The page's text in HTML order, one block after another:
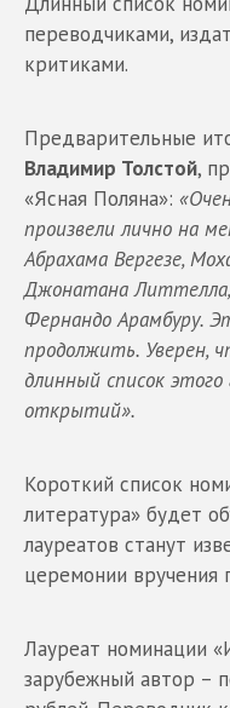
переводчиками,
критиками.
Предварительные
Владимир Толстой,
«Ясная Поляна»:
произвели лично на
Абрахама Вергезе,
Джонатана
Фернандо Арамбуру.
продолжить. Уверен,
длинный список
открытий».
Короткий список
литература» будет
лауреатов станут
церемонии вручения
Лауреат номинации
зарубежный автор –